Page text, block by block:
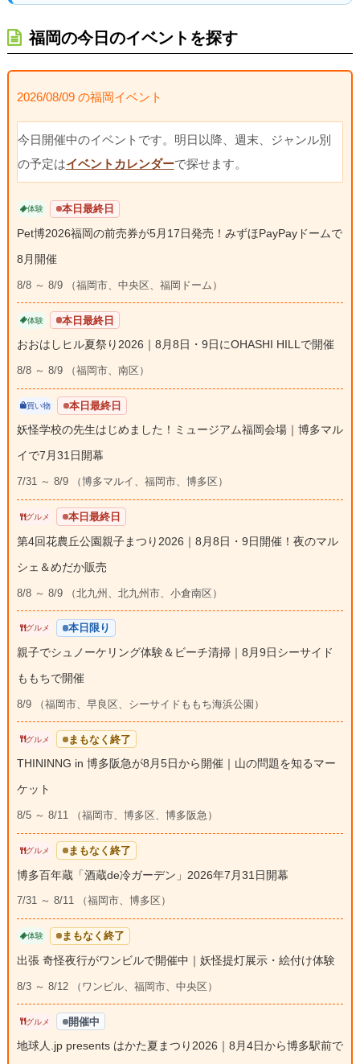
福岡の今日のイベントを探す
2026/08/09 の福岡イベント
今日開催中のイベントです。明日以降、週末、ジャンル別
の予定はイベントカレンダーで探せます。
体験 本日最終日
Pet博2026福岡の前売券が5月17日発売！みずほPayPayドームで
8月開催
8/8 ～ 8/9 （福岡市、中央区、福岡ドーム）
体験 本日最終日
おおはしヒル夏祭り2026｜8月8日・9日にOHASHI HILLで開催
8/8 ～ 8/9 （福岡市、南区）
買い物 本日最終日
妖怪学校の先生はじめました！ミュージアム福岡会場｜博多マル
イで7月31日開幕
7/31 ～ 8/9 （博多マルイ、福岡市、博多区）
グルメ 本日最終日
第4回花農丘公園親子まつり2026｜8月8日・9日開催！夜のマル
シェ＆めだか販売
8/8 ～ 8/9 （北九州、北九州市、小倉南区）
グルメ 本日限り
親子でシュノーケリング体験＆ビーチ清掃｜8月9日シーサイド
ももちで開催
8/9 （福岡市、早良区、シーサイドももち海浜公園）
グルメ まもなく終了
THININNG in 博多阪急が8月5日から開催｜山の問題を知るマー
ケット
8/5 ～ 8/11 （福岡市、博多区、博多阪急）
グルメ まもなく終了
博多百年蔵「酒蔵de冷ガーデン」2026年7月31日開幕
7/31 ～ 8/11 （福岡市、博多区）
体験 まもなく終了
出張 奇怪夜行がワンビルで開催中｜妖怪提灯展示・絵付け体験
8/3 ～ 8/12 （ワンビル、福岡市、中央区）
グルメ 開催中
地球人.jp presents はかた夏まつり2026｜8月4日から博多駅前で